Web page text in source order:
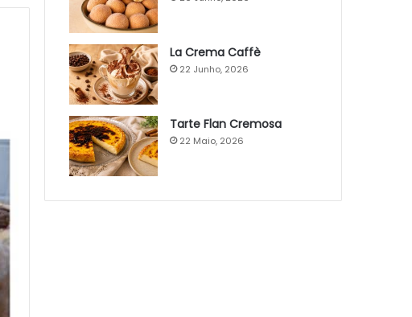
La Crema Caffè
22 Junho, 2026
Tarte Flan Cremosa
22 Maio, 2026